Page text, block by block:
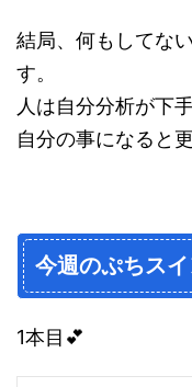
結局、何もしてな
す。
人は自分分析が下手
自分の事になると
今週のぷちス
1本目💕